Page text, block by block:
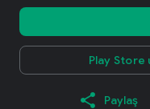
Play Store
Paylaş